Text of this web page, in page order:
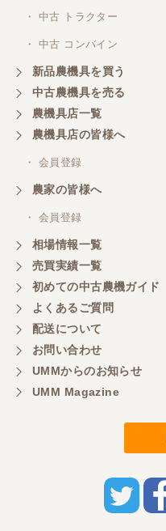
・ 中古 トラクター
・ 中古 コンバイン
新品農機具を買う
中古農機具を売る
農機具店一覧
農機具店の皆様へ
・ 会員登録
農家の皆様へ
・ 会員登録
相場情報一覧
売買実績一覧
初めての中古農機ガイド
よくあるご質問
配送について
お問い合わせ
UMMからのお知らせ
UMM Magazine